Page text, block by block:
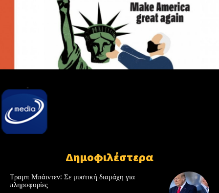
Δημοφιλέστερα
Τραμπ Μπάιντεν: Σε μυστική διαμάχη για
πληροφορίες